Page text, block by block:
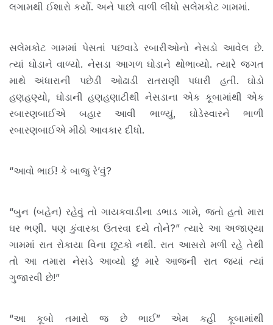
લગામથી ઈશારો કર્યો. અને પાછો વાળી લીધો સલેમકોટ ગામમાં.
સલેમકોટ ગામમાં પેસતાં પછવાડે રબારીઓનો નેસડો આવેલ છે.
ત્યાં ઘોડાને વાળ્યો. નેસડા આગળ ઘોડાને થોભાવ્યો. ત્યારે જગત
માથે અંધારાની પછેડી ઓઢાડી રાતરાણી પધારી હતી. ઘોડો
હણહણ્યો, ઘોડાની હણહણાટીથી નેસડાના એક કૂબામાંથી એક
રબારણબાઈએ બહાર આવી ભાળ્યું, ઘોડેસ્વારને ભાળી
રબારણબાઈએ મીઠો આવકાર દીધો.
“આવો ભાઈ! કે બાજુ રે’વું?
“બુન (બહેન) રહેવું તો ગાયકવાડીના ડભાડ ગામે, જતો હતો મારા
ઘર ભણી. પણ કુંવારકા ઉતરવા દયે તોને?” ત્યારે આ અજાણ્યા
ગામમાં રાત રોકાયા વિના છૂટકો નથી. રાત આસરો મળી રહે તેથી
તો આ તમારા નેસડે આવ્યો છું મારે આજની રાત જ્યાં ત્યાં
ગુજારવી છે!”
“આ કૂબો તમારો જ છે ભાઈ” એમ કહી કૂબામાંથી